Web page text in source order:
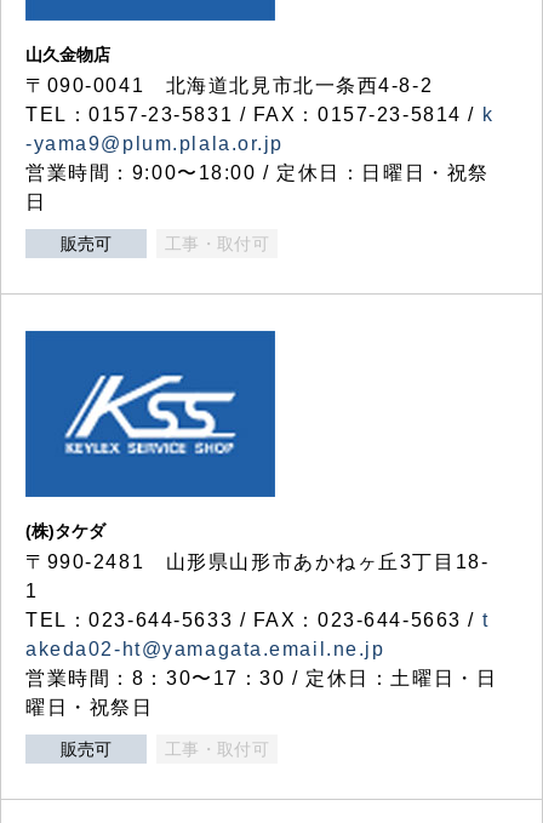
山久金物店
〒090-0041 北海道北見市北一条西4-8-2
TEL：0157-23-5831 / FAX：0157-23-5814 / k
-yama9@plum.plala.or.jp
営業時間：9:00〜18:00 / 定休日：日曜日・祝祭
日
販売可 工事・取付可
(株)タケダ
〒990-2481 山形県山形市あかねヶ丘3丁目18-
1
TEL：023-644-5633 / FAX：023-644-5663 / t
akeda02-ht@yamagata.email.ne.jp
営業時間：8：30〜17：30 / 定休日：土曜日・日
曜日・祝祭日
販売可 工事・取付可